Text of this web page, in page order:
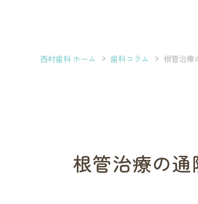
西村歯科 ホーム 歯科コラム 根管治療
根管治療の通